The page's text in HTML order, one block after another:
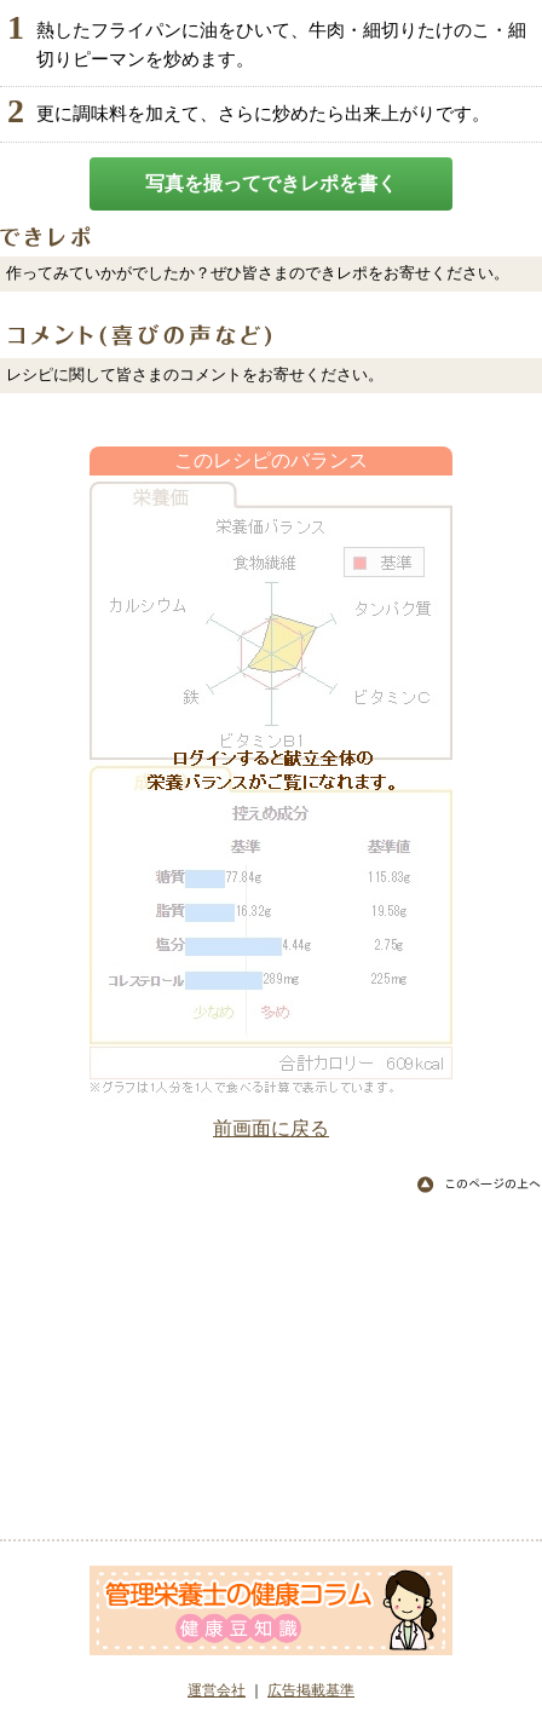
1
熱したフライパンに油をひいて、牛肉・細切りたけのこ・細
切りピーマンを炒めます。
2 更に調味料を加えて、さらに炒めたら出来上がりです。
写真を撮ってできレポを書く
作ってみていかがでしたか？ぜひ皆さまのできレポをお寄せください。
レシピに関して皆さまのコメントをお寄せください。
このレシピのバランス
前画面に戻る
運営会社 広告掲載基準